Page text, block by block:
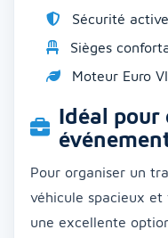
Sécurité active.
Sièges
Moteur Euro VI.
Idéal pour
Pour organiser un
véhicule spacieux
une excellente